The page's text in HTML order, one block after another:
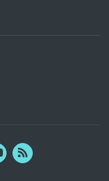
YouTubeRSS